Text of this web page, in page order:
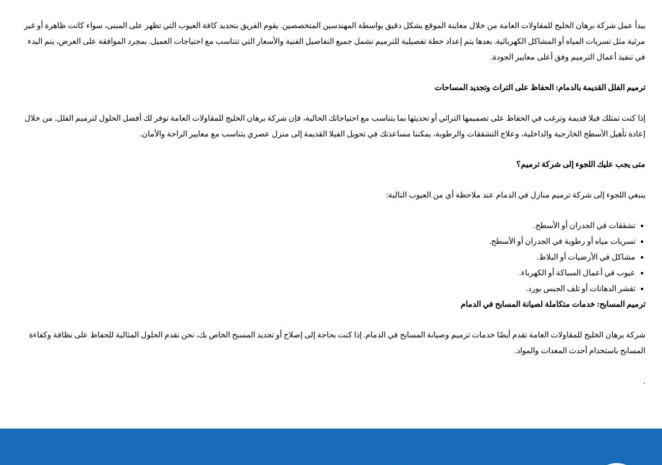
يبدأ عمل شركة برهان الخليج للمقاولات العامة من خلال معاينة الموقع بشكل دقيق بواسطة المهندسين المتخصصين. يقوم الفريق بتحديد كافة العيوب التي تظهر على المبنى، سواء كانت ظاهرة أو غير
مرئية مثل تسربات المياه أو المشاكل الكهربائية. بعدها يتم إعداد خطة تفصيلية للترميم تشمل جميع التفاصيل الفنية والأسعار التي تتناسب مع احتياجات العميل. بمجرد الموافقة على العرض، يتم البدء
في تنفيذ أعمال الترميم وفق أعلى معايير الجودة.
ترميم الفلل القديمة بالدمام: الحفاظ على التراث وتجديد المساحات
إذا كنت تمتلك فيلا قديمة وترغب في الحفاظ على تصميمها التراثي أو تحديثها بما يتناسب مع احتياجاتك الحالية، فإن شركة برهان الخليج للمقاولات العامة توفر لك أفضل الحلول لترميم الفلل. من خلال
إعادة تأهيل الأسطح الخارجية والداخلية، وعلاج التشققات والرطوبة، يمكننا مساعدتك في تحويل الفيلا القديمة إلى منزل عصري يتناسب مع معايير الراحة والأمان.
متى يجب عليك اللجوء إلى شركة ترميم؟
ينبغي اللجوء إلى شركة ترميم منازل في الدمام عند ملاحظة أي من العيوب التالية:
تشققات في الجدران أو الأسطح.
تسربات مياه أو رطوبة في الجدران أو الأسطح.
مشاكل في الأرضيات أو البلاط.
عيوب في أعمال السباكة أو الكهرباء.
تقشر الدهانات أو تلف الجبس بورد.
ترميم المسابح: خدمات متكاملة لصيانة المسابح في الدمام
شركة برهان الخليج للمقاولات العامة تقدم أيضًا خدمات ترميم وصيانة المسابح في الدمام. إذا كنت بحاجة إلى إصلاح أو تجديد المسبح الخاص بك، نحن نقدم الحلول المثالية للحفاظ على نظافة وكفاءة
المسابح باستخدام أحدث المعدات والمواد.
.